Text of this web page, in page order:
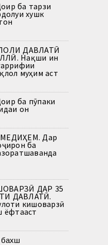
ба тарзи
хушк
ДАВЛАТӢ
Нақши ин
муҳим аст
ба пӯпаки
он
Дар
ба
ДАР 35
ДАВЛАТӢ.
кишоварзӣ
ёфтааст